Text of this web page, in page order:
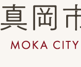
真
岡
市